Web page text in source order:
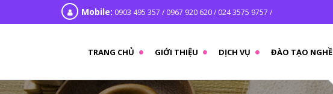
Mobile: 0903 495 357 / 0967 920 620 / 024 3575 9757 /
TRANG CHỦ GIỚI THIỆU DỊCH VỤ ĐÀO TẠO NGHỀ